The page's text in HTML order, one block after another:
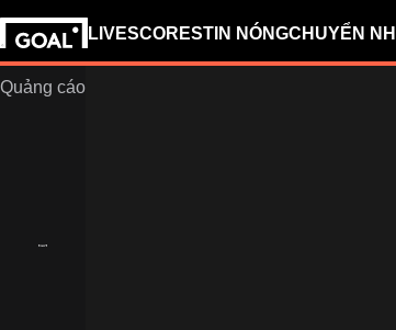
LIVESCORESTIN NÓNGCHUYỂN